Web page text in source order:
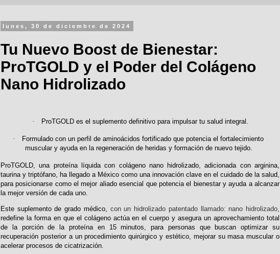
lunes, 30 de diciembre de 2024
Tu Nuevo Boost de Bienestar:
ProTGOLD y el Poder del Colágeno
Nano Hidrolizado
· ProTGOLD es el suplemento definitivo para impulsar tu salud integral.
·
Formulado con un perfil de aminoácidos fortificado que potencia el fortalecimiento
muscular y ayuda en la regeneración de heridas y formación de nuevo tejido.
ProTGOLD, una proteína líquida con colágeno nano hidrolizado, adicionada con arginina,
taurina y triptófano, ha llegado a México como una innovación clave en el cuidado de la salud,
para posicionarse como el mejor aliado esencial que potencia el bienestar y ayuda a alcanzar
la mejor versión de cada uno.
Este suplemento de grado médico, con un hidrolizado patentado llamado: nano hidrolizado,
redefine la forma en que el colágeno actúa en el cuerpo y asegura un aprovechamiento total
de la porción de la proteína en 15 minutos, para personas que buscan optimizar su
recuperación posterior a un procedimiento quirúrgico y estético, mejorar su masa muscular o
acelerar procesos de cicatrización.